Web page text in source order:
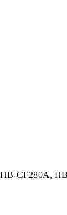
CF280A,